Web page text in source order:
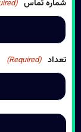
شماره تماس (Required)
تعداد (Required)